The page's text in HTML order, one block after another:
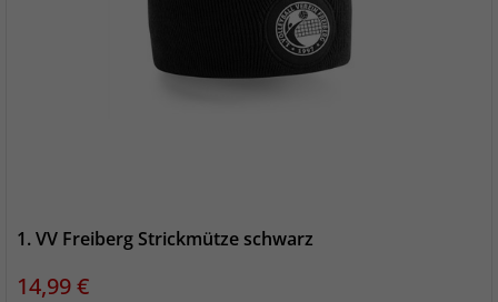
1. VV Freiberg Strickmütze schwarz
Preis
14,99 €